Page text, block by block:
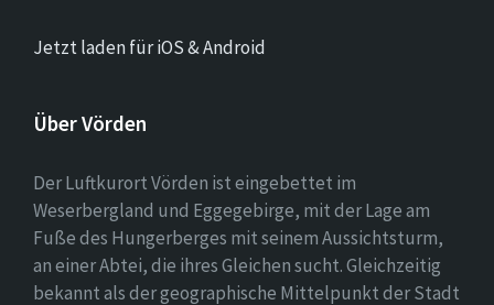
Jetzt laden für iOS & Android
Über Vörden
Der Luftkurort Vörden ist eingebettet im
Weserbergland und Eggegebirge, mit der Lage am
Fuße des Hungerberges mit seinem Aussichtsturm,
an einer Abtei, die ihres Gleichen sucht. Gleichzeitig
bekannt als der geographische Mittelpunkt der Stadt